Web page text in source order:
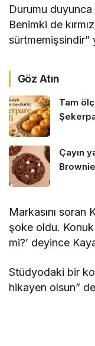
Durumu duyunca
Benimki de
sürtmemişsindir”
Göz Atın
Tam
Çayın
Markasını soran
şoke oldu. Konuk
mi?’ deyince
Stüdyodaki bir
hikayen olsun”